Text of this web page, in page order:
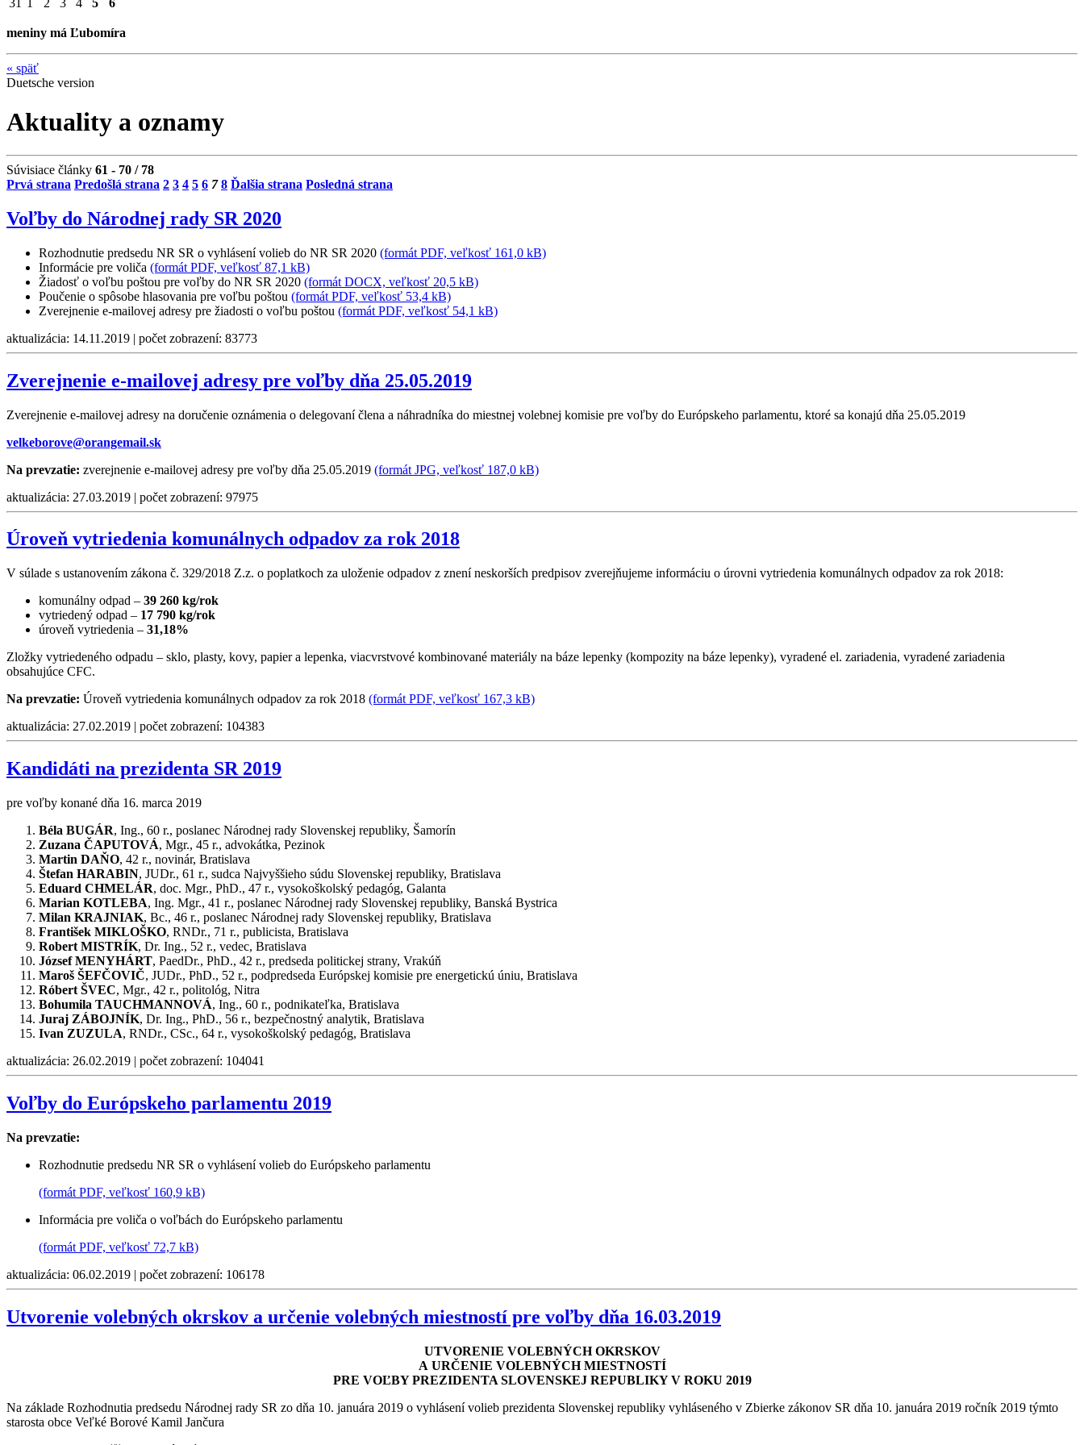
31 2 3 4 5 6
meniny má Ľubomíra
« späť
Duetsche version
Aktuality a oznamy
Súvisiace články 61 - 70 / 78
Prvá strana Predošlá strana 2 3 4 5 6 7 8 Ďalšia strana Posledná strana
Voľby do Národnej rady SR 2020
Rozhodnutie predsedu NR SR o vyhlásení volieb do NR SR 2020 (formát PDF, veľkosť 161,0 kB)
Informácie pre voliča (formát PDF, veľkosť 87,1 kB)
Žiadosť o voľbu poštou pre voľby do NR SR 2020 (formát DOCX, veľkosť 20,5 kB)
Poučenie o spôsobe hlasovania pre voľbu poštou (formát PDF, veľkosť 53,4 kB)
Zverejnenie e-mailovej adresy pre žiadosti o voľbu poštou (formát PDF, veľkosť 54,1 kB)
aktualizácia: 14.11.2019 | počet zobrazení: 83773
Zverejnenie e-mailovej adresy pre voľby dňa 25.05.2019
Zverejnenie e-mailovej adresy na doručenie oznámenia o delegovaní člena a náhradníka do miestnej volebnej komisie pre voľby do Európskeho parlamentu, ktoré sa konajú dňa 25.05.2019
velkeborove@orangemail.sk
Na prevzatie: zverejnenie e-mailovej adresy pre voľby dňa 25.05.2019 (formát JPG, veľkosť 187,0 kB)
aktualizácia: 27.03.2019 | počet zobrazení: 97975
Úroveň vytriedenia komunálnych odpadov za rok 2018
V súlade s ustanovením zákona č. 329/2018 Z.z. o poplatkoch za uloženie odpadov z znení neskorších predpisov zverejňujeme informáciu o úrovni vytriedenia komunálnych odpadov za rok 2018:
komunálny odpad – 39 260 kg/rok
vytriedený odpad – 17 790 kg/rok
úroveň vytriedenia – 31,18%
Zložky vytriedeného odpadu – sklo, plasty, kovy, papier a lepenka, viacvrstvové kombinované materiály na báze lepenky (kompozity na báze lepenky), vyradené el. zariadenia, vyradené zariadenia
obsahujúce CFC.
Na prevzatie: Úroveň vytriedenia komunálnych odpadov za rok 2018 (formát PDF, veľkosť 167,3 kB)
aktualizácia: 27.02.2019 | počet zobrazení: 104383
Kandidáti na prezidenta SR 2019
pre voľby konané dňa 16. marca 2019
Béla BUGÁR, Ing., 60 r., poslanec Národnej rady Slovenskej republiky, Šamorín
Zuzana ČAPUTOVÁ, Mgr., 45 r., advokátka, Pezinok
Martin DAŇO, 42 r., novinár, Bratislava
Štefan HARABIN, JUDr., 61 r., sudca Najvyššieho súdu Slovenskej republiky, Bratislava
Eduard CHMELÁR, doc. Mgr., PhD., 47 r., vysokoškolský pedagóg, Galanta
Marian KOTLEBA, Ing. Mgr., 41 r., poslanec Národnej rady Slovenskej republiky, Banská Bystrica
Milan KRAJNIAK, Bc., 46 r., poslanec Národnej rady Slovenskej republiky, Bratislava
František MIKLOŠKO, RNDr., 71 r., publicista, Bratislava
Robert MISTRÍK, Dr. Ing., 52 r., vedec, Bratislava
József MENYHÁRT, PaedDr., PhD., 42 r., predseda politickej strany, Vrakúň
Maroš ŠEFČOVIČ, JUDr., PhD., 52 r., podpredseda Európskej komisie pre energetickú úniu, Bratislava
Róbert ŠVEC, Mgr., 42 r., politológ, Nitra
Bohumila TAUCHMANNOVÁ, Ing., 60 r., podnikateľka, Bratislava
Juraj ZÁBOJNÍK, Dr. Ing., PhD., 56 r., bezpečnostný analytik, Bratislava
Ivan ZUZULA, RNDr., CSc., 64 r., vysokoškolský pedagóg, Bratislava
aktualizácia: 26.02.2019 | počet zobrazení: 104041
Voľby do Európskeho parlamentu 2019
Na prevzatie:
Rozhodnutie predsedu NR SR o vyhlásení volieb do Európskeho parlamentu
(formát PDF, veľkosť 160,9 kB)
Informácia pre voliča o voľbách do Európskeho parlamentu
(formát PDF, veľkosť 72,7 kB)
aktualizácia: 06.02.2019 | počet zobrazení: 106178
Utvorenie volebných okrskov a určenie volebných miestností pre voľby dňa 16.03.2019
UTVORENIE VOLEBNÝCH OKRSKOV
A URČENIE VOLEBNÝCH MIESTNOSTÍ
PRE VOĽBY PREZIDENTA SLOVENSKEJ REPUBLIKY V ROKU 2019
Na základe Rozhodnutia predsedu Národnej rady SR zo dňa 10. januára 2019 o vyhlásení volieb prezidenta Slovenskej republiky vyhláseného v Zbierke zákonov SR dňa 10. januára 2019 ročník 2019 týmto
starosta obce Veľké Borové Kamil Jančura